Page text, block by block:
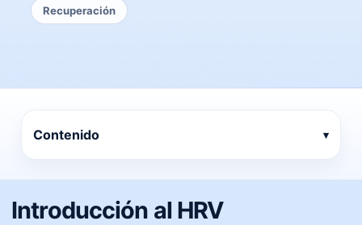
Recuperación
Contenido
Introducción al HRV